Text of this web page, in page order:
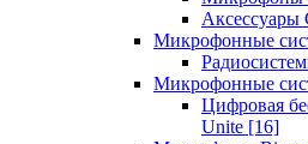
Аксессуары
Микрофонные
Микрофонные
Цифровая
Unite [16]